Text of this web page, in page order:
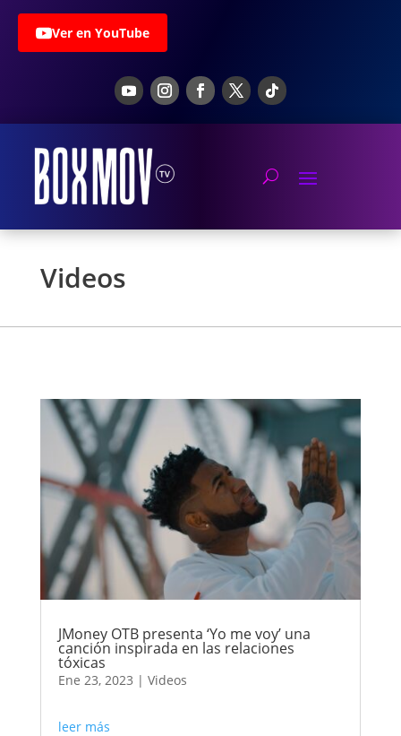
Ver en YouTube
Videos
JMoney OTB presenta ‘Yo me voy’ una
canción inspirada en las relaciones
tóxicas
Ene 23, 2023 | Videos
leer más